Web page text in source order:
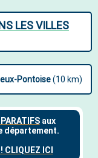
LES VILLES
Pontoise(10 km)